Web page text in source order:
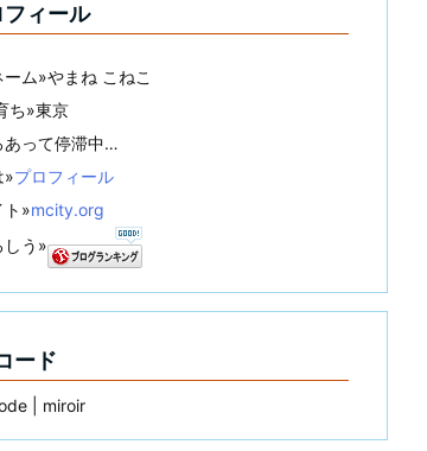
フィール
ム»やまね こねこ
ち»東京
あって停滞中…
»プロフィール
ト»mcity.org
しう»
ード